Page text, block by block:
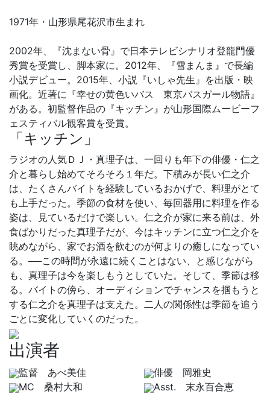
1971年・山形県尾花沢市生まれ
2002年、『沈まない骨』で日本テレビシナリオ登龍門優
秀賞を受賞し、脚本家に。2012年、『雪まんま』で長編
小説デビュー。2015年、小説『いしゃ先生』を出版・映
画化。近著に『幸せの黄色いバス 東京バスガール物語』
がある。初監督作品の『キッチン』が山形国際ムービーフ
ェスティバル観客賞を受賞。
「キッチン」
ラジオの人気ＤＪ・真理子は、一回りも年下の俳優・仁之
介と暮らし始めてそろそろ１年だ。下積みが長い仁之介
は、たくさんバイトを経験しているおかげで、料理がとて
も上手だった。季節の食材を使い、毎回器用に料理を作る
姿は、見ているだけで楽しい。仁之介が家に来る前は、外
食ばかりだった真理子だが、今はキッチンに立つ仁之介を
眺めながら、家でお酒を飲むのが何よりの癒しになってい
る。──この時間が永遠に続くことはない、と感じながら
も、真理子は今を楽しもうとしていた。そして、季節は移
る。バイトの傍ら、オーディションでチャンスを掴もうと
する仁之介を真理子は支えた。二人の関係性は季節を追う
ごとに変化していくのだった。
出演者
監督 あべ美佳
俳優 岡雅史
MC 桑村大和
Asst. 末永百合恵